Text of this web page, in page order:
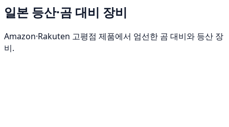
일본 등산·곰 대비 장비
Amazon·Rakuten 고평점 제품에서 엄선한 곰 대비와 등산 장
비.